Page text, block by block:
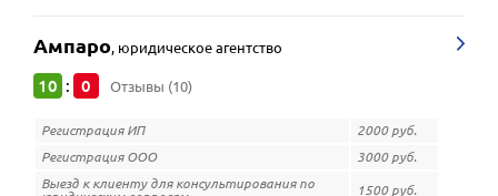
Ампаро, юридическое агентство
10 : 0 Отзывы (10)
Регистрация ИП
2000 руб.
Регистрация ООО
3000 руб.
Выезд к клиенту для консультирования по
1500 руб.